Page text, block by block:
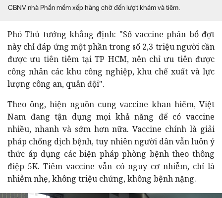
CBNV nhà Phần mềm xếp hàng chờ đến lượt khám và tiêm.
Phó Thủ tướng khẳng định: "Số vaccine phân bổ đợt
này chỉ đáp ứng một phần trong số 2,3 triệu người cần
được ưu tiên tiêm tại TP HCM, nên chỉ ưu tiên được
công nhân các khu công nghiệp, khu chế xuất và lực
lượng công an, quân đội".
Theo ông, hiện nguồn cung vaccine khan hiếm, Việt
Nam đang tận dụng mọi khả năng để có vaccine
nhiều, nhanh và sớm hơn nữa. Vaccine chính là giải
pháp chống dịch bệnh, tuy nhiên người dân vẫn luôn ý
thức áp dụng các biện pháp phòng bệnh theo thông
điệp 5K. Tiêm vaccine vẫn có nguy cơ nhiễm, chỉ là
nhiễm nhẹ, không triệu chứng, không bệnh nặng.